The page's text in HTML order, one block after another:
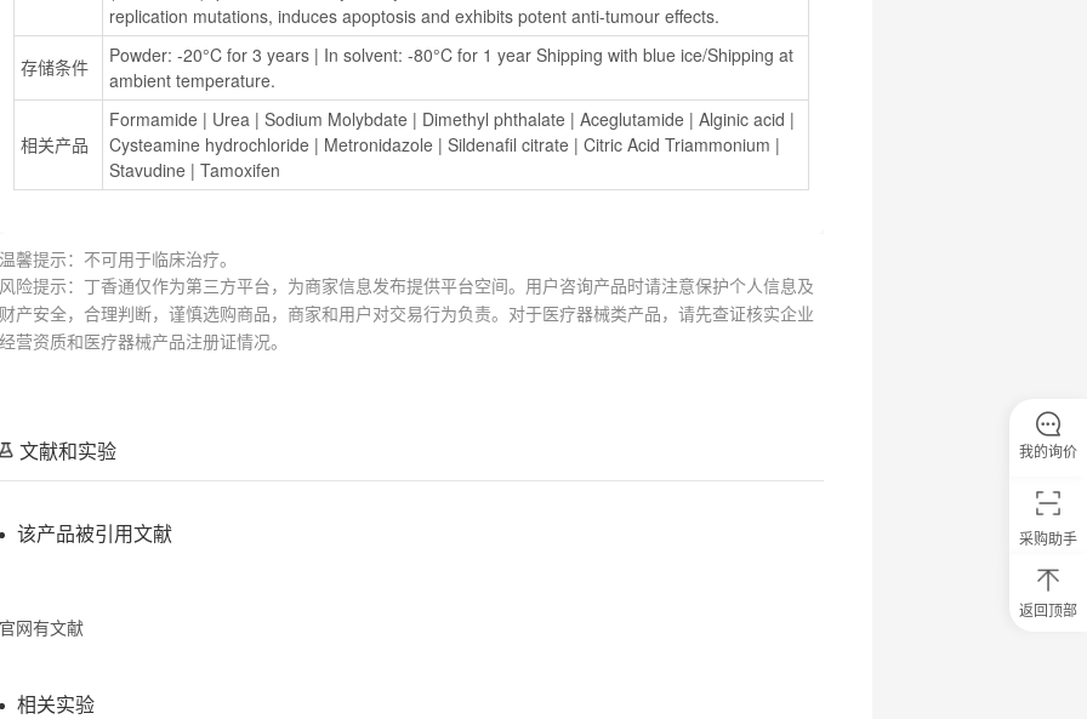
replication mutations, induces apoptosis and exhibits potent anti-tumour effects.
存储条件
Powder: -20°C for 3 years | In solvent: -80°C for 1 year Shipping with blue ice/Shipping at
ambient temperature.
相关产品
Formamide | Urea | Sodium Molybdate | Dimethyl phthalate | Aceglutamide | Alginic acid
Cysteamine hydrochloride | Metronidazole | Sildenafil citrate | Citric Acid Triammonium
Stavudine | Tamoxifen
温馨提示：不可用于临床治疗。
风险提示：丁香通仅作为第三方平台，为商家信息发布提供平台空间。用户咨询产品时请注意保护个人信息及
财产安全，合理判断，谨慎选购商品，商家和用户对交易行为负责。对于医疗器械类产品，请先查证核实企业
经营资质和医疗器械产品注册证情况。
文献和实验
该产品被引用文献
官网有文献
相关实验
采购助手
返回顶部
我的询价